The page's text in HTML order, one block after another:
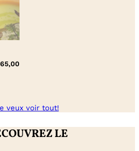
65,00
veux voir tout!
LE